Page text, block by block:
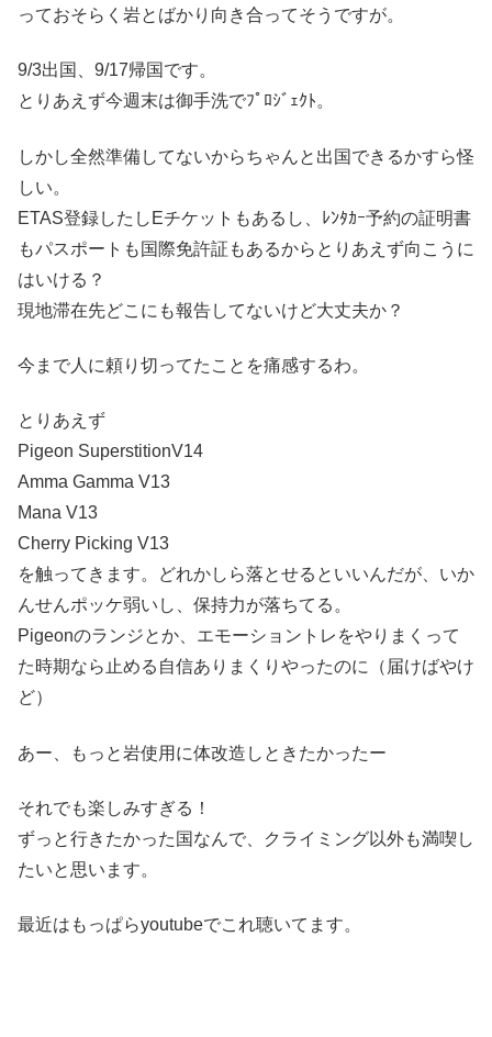
っておそらく岩とばかり向き合ってそうですが。
9/3出国、9/17帰国です。
とりあえず今週末は御手洗でﾌﾟﾛｼﾞｪｸﾄ。
しかし全然準備してないからちゃんと出国できるかすら怪
しい。
ETAS登録したしEチケットもあるし、ﾚﾝﾀｶｰ予約の証明書
もパスポートも国際免許証もあるからとりあえず向こうに
はいける？
現地滞在先どこにも報告してないけど大丈夫か？
今まで人に頼り切ってたことを痛感するわ。
とりあえず
Pigeon SuperstitionV14
Amma Gamma V13
Mana V13
Cherry Picking V13
を触ってきます。どれかしら落とせるといいんだが、いか
んせんポッケ弱いし、保持力が落ちてる。
Pigeonのランジとか、エモーショントレをやりまくって
た時期なら止める自信ありまくりやったのに（届けばやけ
ど）
あー、もっと岩使用に体改造しときたかったー
それでも楽しみすぎる！
ずっと行きたかった国なんで、クライミング以外も満喫し
たいと思います。
最近はもっぱらyoutubeでこれ聴いてます。